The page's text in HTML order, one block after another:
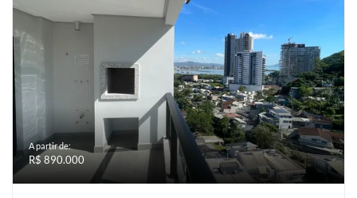
A partir de:
R$ 890.000